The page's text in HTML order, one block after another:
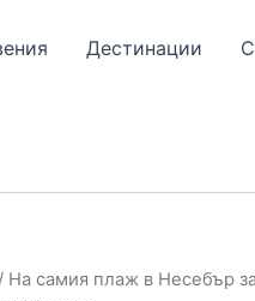
Дестинации
/ На самия плаж в Несебър